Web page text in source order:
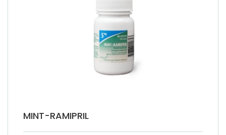
MINT-RAMIPRIL